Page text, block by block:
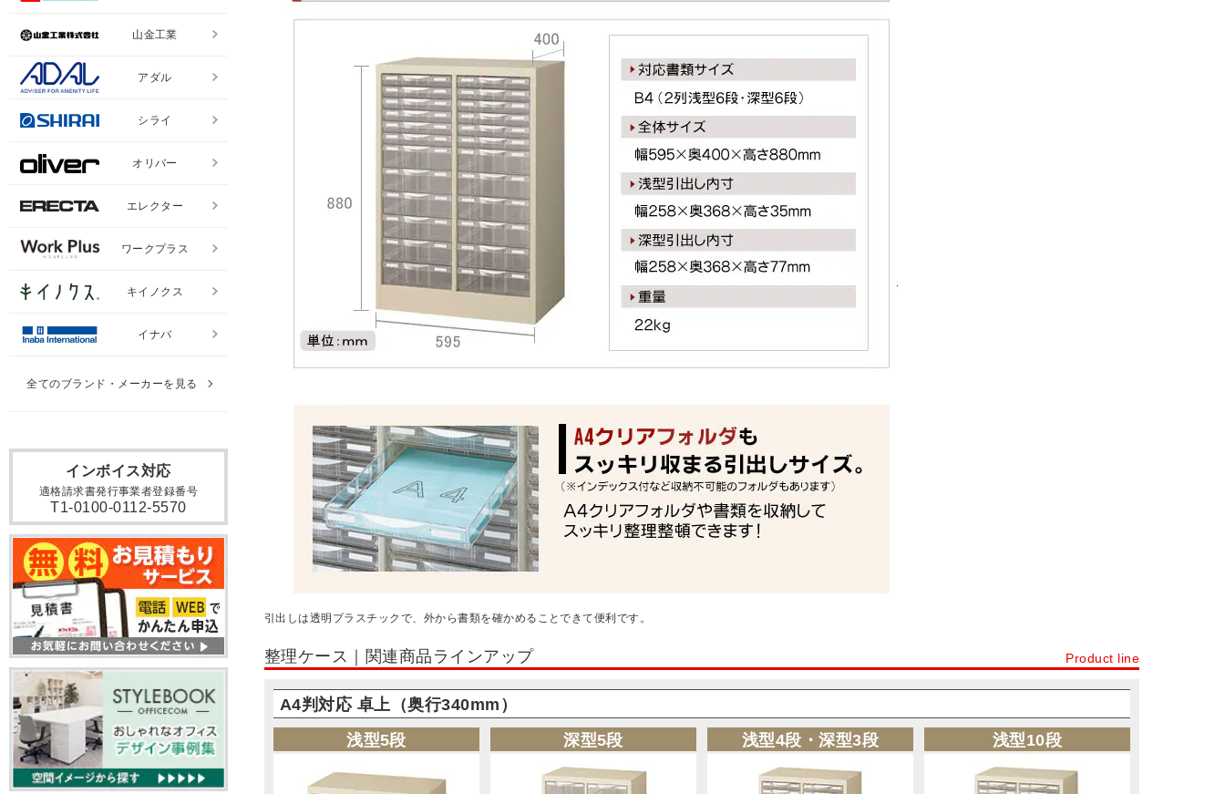
引出しは透明プラスチックで、外から書類を確かめることできて便利です。
インボイス対応
適格請求書発行事業者登録番号
T1-0100-0112-5570
山金工業
アダル
シライ
オリバー
エレクター
ワークプラス
キイノクス
イナバ
全てのブランド・メーカーを見る